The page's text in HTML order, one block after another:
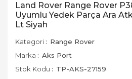
Land Rover Range Rover
Uyumlu Yedek Parça Ara
Lt Siyah
Kategori
Range Rover
Marka
Aks Port
Stok Kodu
TP-AKS-27159